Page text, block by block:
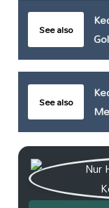
See also
See also